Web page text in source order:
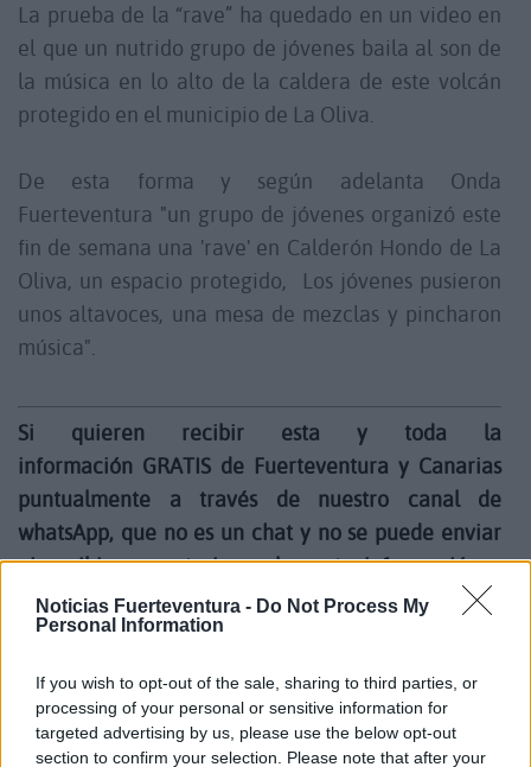
Noticias Fuerteventura - Do Not Process My
Personal Information
If you wish to opt-out of the sale, sharing to third parties, or
processing of your personal or sensitive information for
targeted advertising by us, please use the below opt-out
section to confirm your selection. Please note that after your
La prueba de la “rave” ha quedado en un video en
el que un nutrido grupo de jóvenes baila al son de
la música en lo alto de la caldera de este volcán
protegido en el municipio de La Oliva.
De esta forma y según adelanta Onda
Fuerteventura "un grupo de jóvenes organizó este
fin de semana una 'rave' en Calderón Hondo de La
Oliva, un espacio protegido,
Los jóvenes pusieron
unos altavoces, una mesa de mezclas y pincharon
música".
Si quieren recibir esta y toda la
información GRATIS de Fuerteventura y Canarias
puntualmente a través de nuestro canal de
whatsApp, que no es un chat y no se puede enviar
ni recibir comentarios, solamente información y
videos de la isla,apuntarse al nuevo canal de
Noticias Fuerteventura.
Los "promotores" de la fiesta lograron una gran
concurrencia, siendo difundida a través de redes